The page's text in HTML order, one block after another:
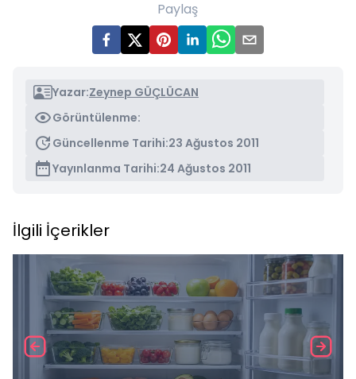
Paylaş
Yazar:Zeynep GÜÇLÜCAN
Görüntülenme:
Güncellenme Tarihi:23 Ağustos 2011
Yayınlanma Tarihi:24 Ağustos 2011
İlgili İçerikler